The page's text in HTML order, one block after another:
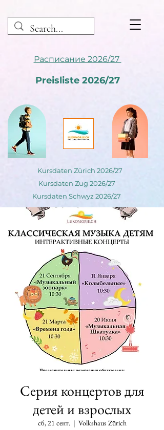
Расписание 2026/27
Preisliste 2026/27
Kursdaten Zürich 2026/27
Kursdaten Zug 2026/27
Kursdaten Schwyz 2026/27
Серия концертов для
детей и взрослых
сб, 21 сент.
  |
Volkshaus Zürich